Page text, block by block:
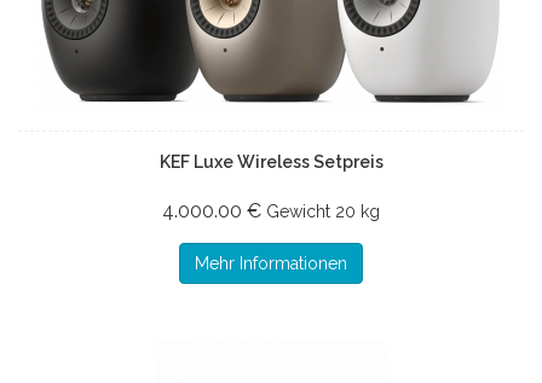
KEF Luxe Wireless Setpreis
4.000.00 € Gewicht 20 kg
Mehr Informationen